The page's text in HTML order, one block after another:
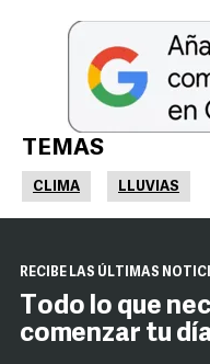
TEMAS
CLIMA LLUVIAS
RECIBE LAS ÚLTIMAS
Todo lo que
comenzar tu